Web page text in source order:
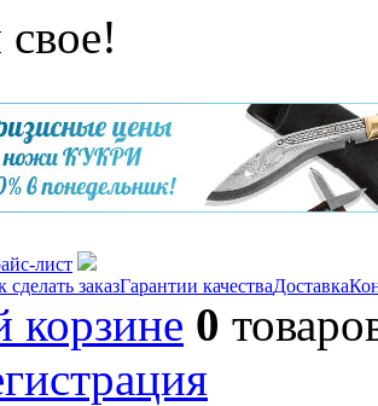
лист
сделать заказГарантии качестваДоставка
корзине 0